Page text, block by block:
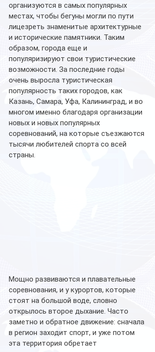
организуются в самых популярных
местах, чтобы бегуны могли по пути
лицезреть знаменитые архитектурные
и исторические памятники. Таким
образом, города еще и
популяризируют свои туристические
возможности. За последние годы
очень выросла туристическая
популярность таких городов, как
Казань, Самара, Уфа, Калининград, и во
многом именно благодаря организации
новых и новых популярных
соревнований, на которые съезжаются
тысячи любителей спорта со всей
страны.
Мощно развиваются и плавательные
соревнования, и у курортов, которые
стоят на большой воде, словно
открылось второе дыхание. Часто
заметно и обратное движение: сначала
в регион заходит спорт, и уже потом
эта территория обретает